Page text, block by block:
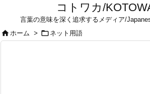
コトワカ/
言葉の意味を深く追求するメディア/
ホーム >  ネット用語